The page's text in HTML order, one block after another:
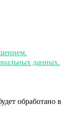
данных.
обработано в